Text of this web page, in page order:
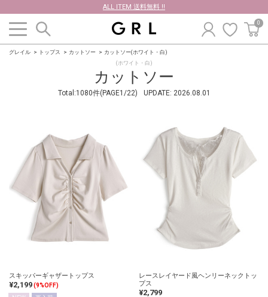
ALL ITEM 送料無料 !!
0
グレイル トップス カットソー カットソー(ホワイト・白)
カットソー
(ホワイト・白)
Total:1080件(PAGE1/22) UPDATE: 2026.08.01
スキッパーギャザートップス
¥2,199(9%OFF)
レースレイヤード風ヘンリーネックトッ
プス
¥2,799